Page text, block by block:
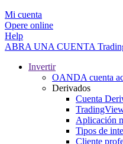
Mi cuenta
Opere online
Help
ABRA UNA CUENTA
Invertir
OANDA cuenta
Derivados
Cuenta
Aplicación
Tipos de
Cliente